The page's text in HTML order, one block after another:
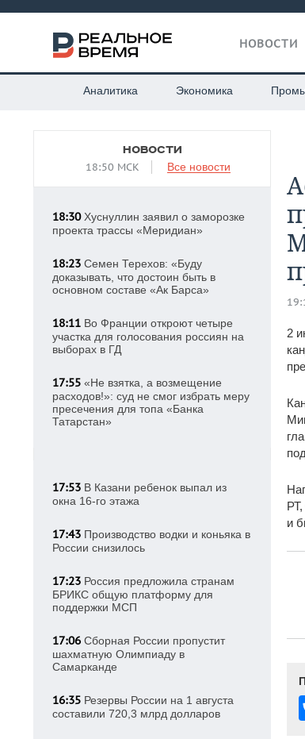
НОВОСТИ
Аналитика Экономика
НОВОСТИ
18:50 МСК Все новости
18:30Хуснуллин заявил о заморозке
проекта трассы «Меридиан»
18:23 Семен Терехов: «Буду
доказывать, что достоин быть в
основном составе «Ак Барса»
18:11 Во Франции откроют четыре
участка для голосования россиян на
выборах в ГД
17:55 «Не взятка, а возмещение
расходов!»: суд не смог избрать меру
пресечения для топа «Банка
Татарстан»
17:53 В Казани ребенок выпал из
окна 16-го этажа
17:43 Производство водки и коньяка в
России снизилось
17:23 Россия предложила странам
БРИКС общую платформу для
поддержки МСП
17:06 Сборная России пропустит
шахматную Олимпиаду в
Самарканде
16:35 Резервы России на 1 августа
составили 720,3 млрд долларов
2
и